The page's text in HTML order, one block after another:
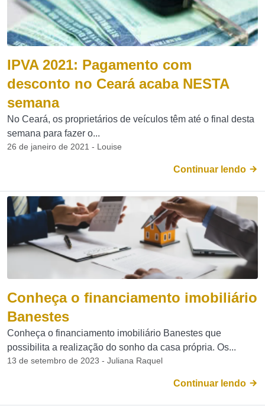
IPVA 2021: Pagamento com
desconto no Ceará acaba NESTA
semana
No Ceará, os proprietários de veículos têm até o final desta
semana para fazer o...
26 de janeiro de 2021 - Louise
Continuar lendo
Conheça o financiamento imobiliário
Banestes
Conheça o financiamento imobiliário Banestes que
possibilita a realização do sonho da casa própria. Os...
13 de setembro de 2023 - Juliana Raquel
Continuar lendo